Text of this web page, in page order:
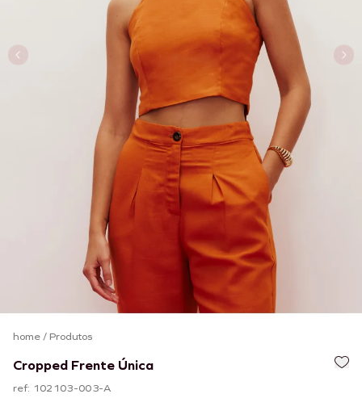
home/ Produtos
Cropped Frente Única
ref: 102103-003-A